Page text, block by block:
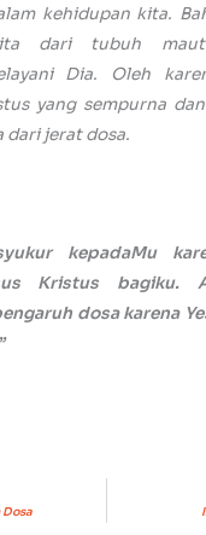
kehidupan kita.
kita dari tubuh
Dia. Oleh
yang sempurna
dari jerat dosa.
kepadaMu
Kristus bagiku.
dosa karena